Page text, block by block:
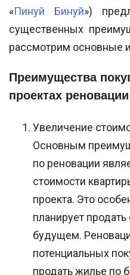
«Пинуй Бинуй»)
существенных
рассмотрим основные
Преимущества
проектах реновации
Увеличение
Основным
по реновации
стоимости
проекта. Это
планирует
будущем.
потенциальных
продать жилье по